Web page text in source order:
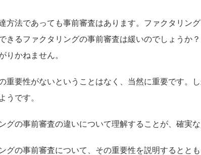
方法であっても事前審査はあります。ファクタリン
きるファクタリングの事前審査は緩いのでしょうか
りかねません。
重要性がないということはなく、当然に重要です。
うです。
グの事前審査の違いについて理解することが、確実な
グの事前審査について、その重要性を説明するとと